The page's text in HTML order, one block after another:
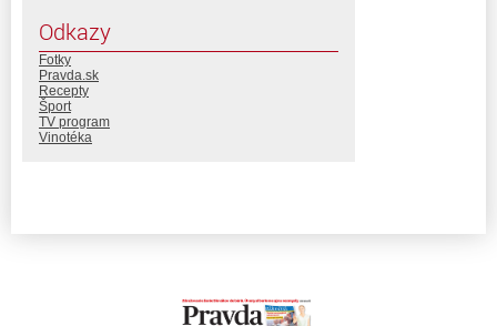
Odkazy
Fotky
Pravda.sk
Recepty
Šport
TV program
Vinotéka